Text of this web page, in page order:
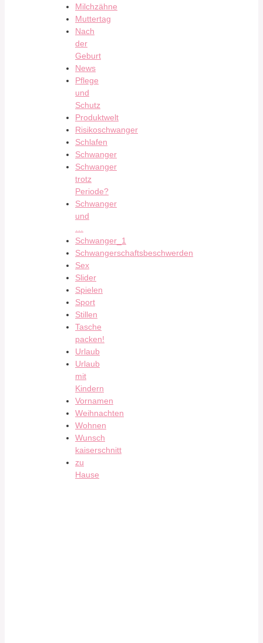
Milchzähne
Muttertag
Nach
der
Geburt
News
Pflege
und
Schutz
Produktwelt
Risikoschwanger
Schlafen
Schwanger
Schwanger
trotz
Periode?
Schwanger
und
Schwanger_1
Schwangerschaftsbeschwerden
Sex
Slider
Spielen
Sport
Stillen
Tasche
packen!
Urlaub
Urlaub
mit
Kindern
Vornamen
Weihnachten
Wohnen
Wunsch
kaiserschnitt
zu
Hause